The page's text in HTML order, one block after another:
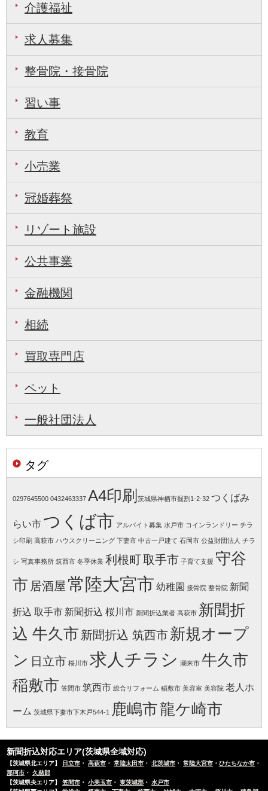
介護福祉
求人募集
整骨院・接骨院
習い事
教育
小売業
冠婚葬祭
リゾート施設
公共事業
金融機関
相続
買取専門店
ペット
一般社団法人
タグ
0297645500 0432463337 A4印刷 ​​茨城県神栖市掘割1-2-32 つくばみ
らい市 つくば市 アルバイト募集 水戸市 コインランドリー チラ
シ印刷 高萩市 ハウスクリーニング 下妻市 中古一戸建て 石岡市 公益財団法人 チラ
シ 写真事務所 筑西市 冬季休業 利根町取手市 子育て支援 守谷
市 居酒屋 常陸大宮市 幼稚園 接骨院 整骨院 新聞
折込 取手市 新聞折込 桜川市 新聞折込業者 高萩市 新聞折
込 牛久市 新聞折込 筑西市新規オープ
ン 日立市 桜川市 求人チラシ 潮来市 牛久市
稲敷市 笠間市 筑西市 総合リフォーム 稲敷市 美容室 美容院 老人ホ
ーム 茨城県下妻市下木戸544-1 鹿嶋市龍ケ崎市
新聞折込対応エリア(茨城県全域対応)
【茨城県北エリア】 日立市 ・高萩市 ・常陸太田市 ・北茨城市 ・常陸大宮市 ・ひたちなか市 ・
那珂市 ・久慈郡
【茨城県央エリア】笠間市 ・小美玉市 ・東茨城郡 ・水戸市